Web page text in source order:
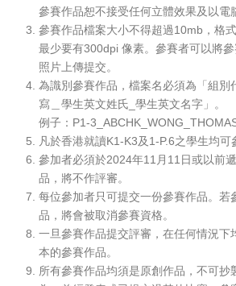
參賽作品恕不接受任何立體效果及以電
參賽作品檔案大小不得超過10mb，格
最少要有300dpi 像素。參賽者可以將
照片上傳提交。
為識別參賽作品，檔案名必須為「組別
寫＿學生英文姓氏_學生英文名字」。
例子：P1-
凡於香港就讀K1-K3及1-P.6之學生均可
參加者必須於2024年11月11日或以前
品，將不作評審。
每位參加者只可提交一份參賽作品。若
品，將會被取消參賽資格。
一旦參賽作品提交評審，在任何情況下
本的參賽作品。
所有參賽作品均須是原創作品，不可抄